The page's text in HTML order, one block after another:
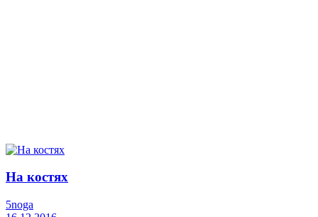
На костях
5noga